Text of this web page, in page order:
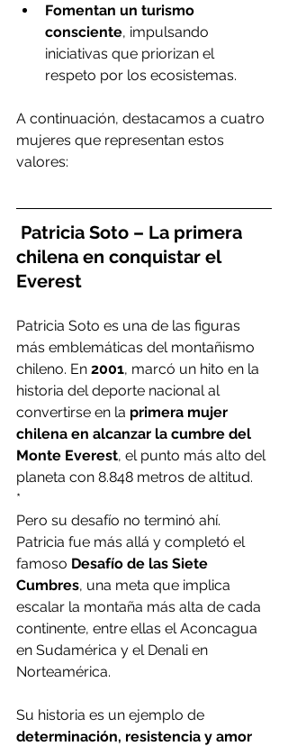
Fomentan un turismo
consciente, impulsando
iniciativas que priorizan el
respeto por los ecosistemas.
A continuación, destacamos a cuatro
mujeres que representan estos
valores:
chilena en conquistar el
Everest
Patricia Soto es una de las figuras
más emblemáticas del montañismo
chileno. En 2001, marcó un hito en la
historia del deporte nacional al
convertirse en la primera mujer
chilena en alcanzar la cumbre del
Monte Everest, el punto más alto del
planeta con 8.848 metros de altitud.
*
Pero su desafío no terminó ahí.
Patricia fue más allá y completó el
famoso Desafío de las Siete
Cumbres, una meta que implica
escalar la montaña más alta de cada
continente, entre ellas el Aconcagua
en Sudamérica y el Denali en
Norteamérica.
Su historia es un ejemplo de
determinación, resistencia y amor